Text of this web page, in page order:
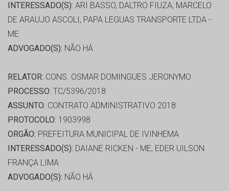
INTERESSADO(S): ARI BASSO, DALTRO FIUZA, MARCELO
DE ARAUJO ASCOLI, PAPA LEGUAS TRANSPORTE LTDA -
ME
ADVOGADO(S): NÃO HÁ
RELATOR: CONS. OSMAR DOMINGUES JERONYMO
PROCESSO: TC/5396/2018
ASSUNTO: CONTRATO ADMINISTRATIVO 2018
PROTOCOLO: 1903998
ORGÃO: PREFEITURA MUNICIPAL DE IVINHEMA
INTERESSADO(S): DAIANE RICKEN - ME, EDER UILSON
FRANÇA LIMA
ADVOGADO(S): NÃO HÁ